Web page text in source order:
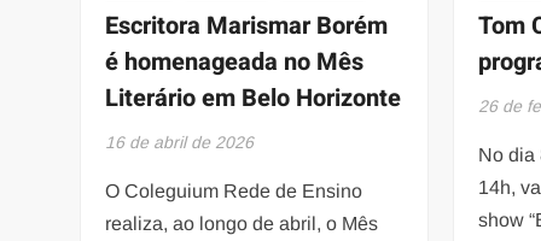
Escritora Marismar Borém
é homenageada no Mês
Literário em Belo Horizonte
16 de abril de 2026
O Coleguium Rede de Ensino
realiza, ao longo de abril, o Mês
Tom
26 de
No dia
14h,
show